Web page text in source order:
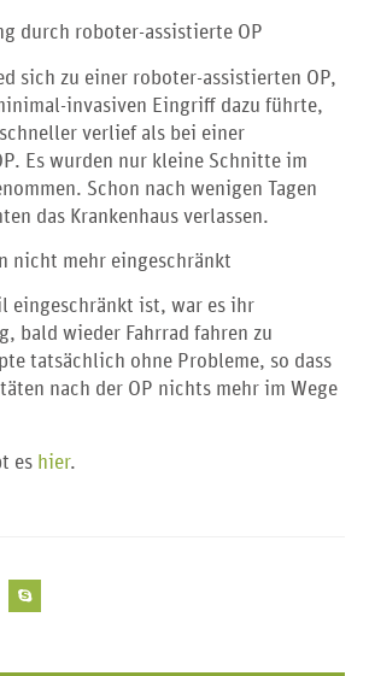
durch roboter-assistierte OP
sich zu einer roboter-assistierten OP,
invasiven Eingriff dazu führte,
verlief als bei einer
Es wurden nur kleine Schnitte im
Schon nach wenigen Tagen
das Krankenhaus verlassen.
nicht mehr eingeschränkt
eingeschränkt ist, war es ihr
bald wieder Fahrrad fahren zu
tatsächlich ohne Probleme, so dass
nach der OP nichts mehr im Wege
es hier.